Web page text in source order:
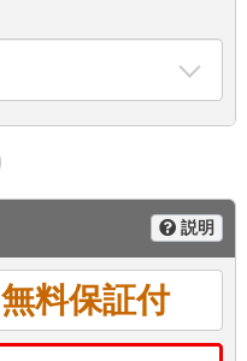
説明
無料保証付